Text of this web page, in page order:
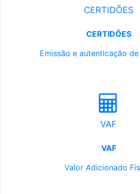
CERTIDÕES
CERTIDÕES
Emissão e autenticação
VAF
VAF
Valor Adicionado